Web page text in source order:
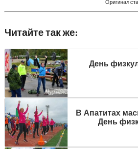
Оригинал
Читайте так же:
День
В Апатитах
День